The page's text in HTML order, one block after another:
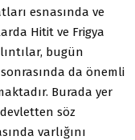
esnasında ve
Hitit ve Frigya
bugün
sonrasında da önemli
Burada yer
söz
varlığını